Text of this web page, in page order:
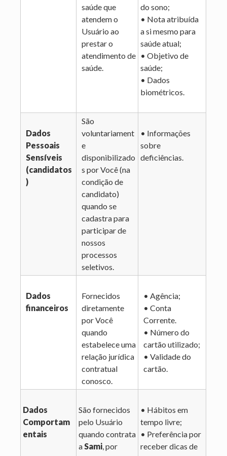
saúde que
atendem o
Usuário ao
prestar o
atendimento de
saúde.
do sono;
• Nota atribuída
a si mesmo para
saúde atual;
• Objetivo de
saúde;
• Dados
biométricos.
Dados
Pessoais
Sensíveis
(candidatos
)
São
voluntariament
e
disponibilizado
s por Você (na
condição de
candidato)
quando se
cadastra para
participar de
nossos
processos
seletivos.
• Informações
sobre
deficiências.
Dados
financeiros
Fornecidos
diretamente
por Você
quando
estabelece uma
relação jurídica
contratual
conosco.
• Agência;
• Conta
Corrente.
• Número do
cartão utilizado;
• Validade do
cartão.
Dados
Comportam
entais
São fornecidos
pelo Usuário
quando contrata
a Sami , por
• Hábitos em
tempo livre;
• Preferência por
receber dicas de